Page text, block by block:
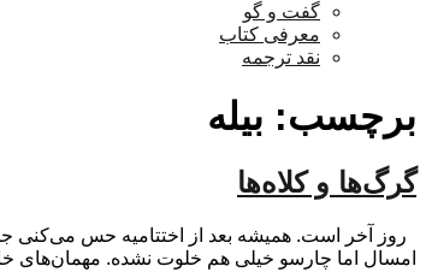
گفت و گو
معرفی کتاب
نقد ترجمه
برچسب: بیله
گرگ‌ها و کلاه‌ها
روز آخر است. همیشه بعد از اختتامیه حس می‌کنی
امسال اما چارسو خیلی هم خلوت نشده. مهمان‌های